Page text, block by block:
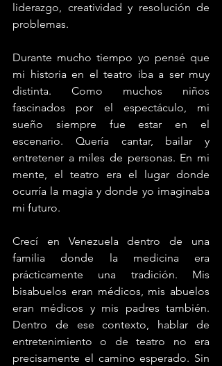
liderazgo, creatividad y resolución de
problemas.
Durante mucho tiempo yo pensé que
mi historia en el teatro iba a ser muy
distinta. Como muchos niños
fascinados por el espectáculo, mi
sueño siempre fue estar en el
escenario. Quería cantar, bailar y
entretener a miles de personas. En mi
mente, el teatro era el lugar donde
ocurría la magia y donde yo imaginaba
mi futuro.
Crecí en Venezuela dentro de una
familia donde la medicina era
prácticamente una tradición. Mis
bisabuelos eran médicos, mis abuelos
eran médicos y mis padres también.
Dentro de ese contexto, hablar de
entretenimiento o de teatro no era
precisamente el camino esperado. Sin